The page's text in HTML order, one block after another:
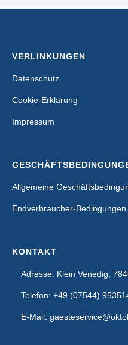
VERLINKUNGEN
Datenschutz
Cookie-Erklärung
Impressum
Allgemeine
Endverbraucher-Bedingungen
KONTAKT
Adresse: Klein Venedig,
Telefon: +49 (07544)
E-Mail: